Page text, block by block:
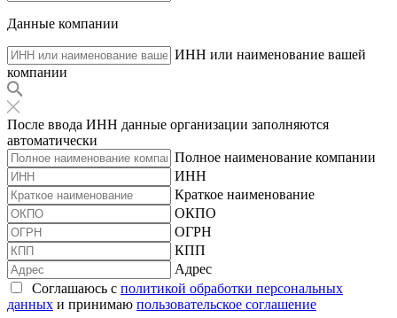
Данные компании
ИНН или наименование вашей
компании
После ввода ИНН данные организации заполняются
автоматически
Полное наименование компании
ИНН
Краткое наименование
ОКПО
ОГРН
КПП
Адрес
Соглашаюсь с политикой обработки персональных
данных и принимаю пользовательское соглашение